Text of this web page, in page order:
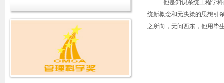
他是知识系统工程学
统新概念和元决策的思想引
之所向，无问西东，他用毕